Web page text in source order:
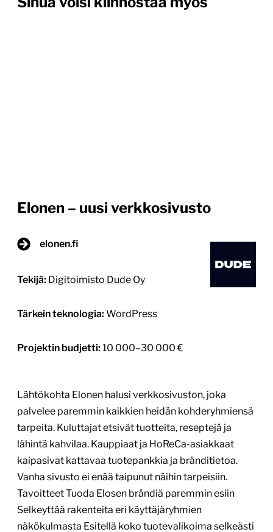
Elonen – uusi verkkosivusto
elonen.fi
Tekijä: Digitoimisto Dude Oy
Tärkein teknologia: WordPress
Projektin budjetti: 10 000–30 000 €
Lähtökohta Elonen halusi verkkosivuston, joka
palvelee paremmin kaikkien heidän kohderyhmiensä
tarpeita. Kuluttajat etsivät tuotteita, reseptejä ja
lähintä kahvilaa. Kauppiaat ja HoReCa-asiakkaat
kaipasivat kattavaa tuotepankkia ja bränditietoa.
Vanha sivusto ei enää taipunut näihin tarpeisiin.
Tavoitteet Tuoda Elosen brändiä paremmin esiin
Selkeyttää rakenteita eri käyttäjäryhmien
näkökulmasta Esitellä koko tuotevalikoima selkeästi